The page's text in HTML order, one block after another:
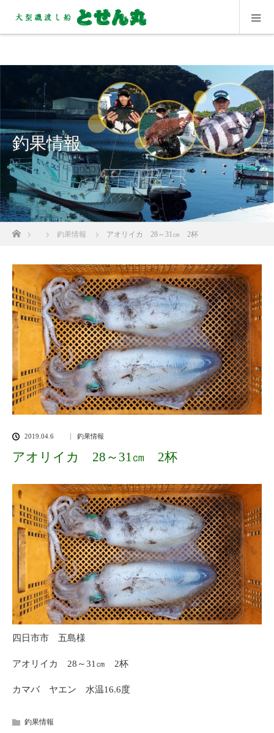
釣果情報
釣果情報 アオリイカ 28～31㎝ 2杯
2019.04.6 釣果情報
アオリイカ 28～31㎝ 2杯
四日市市 五島様
アオリイカ 28～31㎝ 2杯
カマバ ヤエン 水温16.6度
釣果情報